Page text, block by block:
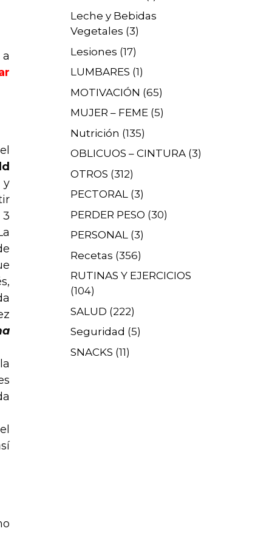
Leche y Bebidas
Vegetales (3)
Lesiones (17)
LUMBARES (1)
MOTIVACIÓN (65)
MUJER – FEME (5)
Nutrición (135)
OBLICUOS – CINTURA (3)
OTROS (312)
PECTORAL (3)
PERDER PESO (30)
PERSONAL (3)
Recetas (356)
RUTINAS Y EJERCICIOS
(104)
SALUD (222)
Seguridad (5)
SNACKS (11)